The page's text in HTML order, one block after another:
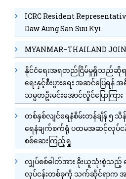
ICRC Resident
Daw Aung San Suu Kyi
MYANMAR–THAILAND
နိုင်ငံရေးအရတည်ငြိမ်မှုရှိသည်ဆို
ရေးနှင့်စီးပွားရေး အဆင်ပြေရ
သမ္မတဦးမင်းအောင်လှိုင်ပြောကြား
တစ်နှစ်လျင်ရေနံစိမ်းတန်ချိန် ၅
ရေနံချက်စက်ရုံ ပထမအဆင့်လုပ်ငန်
စစ်ဆေးကြည့်ရှု
လျှပ်စစ်ဓါတ်အား ခိုးယူသုံးစွဲသည့်
လုပ်ငန်းတစ်ခုကို သက်ဆိုင်ရာက